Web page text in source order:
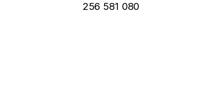
256 581 080